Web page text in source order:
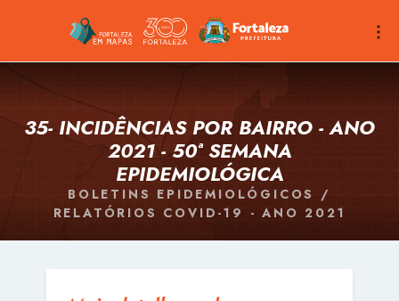
35- INCIDÊNCIAS POR BAIRRO - ANO
2021 - 50ª SEMANA
EPIDEMIOLÓGICA
BOLETINS EPIDEMIOLÓGICOS /
RELATÓRIOS COVID-19 - ANO 2021